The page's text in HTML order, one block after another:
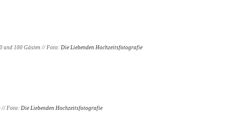
und 100 Gästen // Foto: Die Liebenden Hochzeitsfotografie
// Foto:Die Liebenden Hochzeitsfotografie